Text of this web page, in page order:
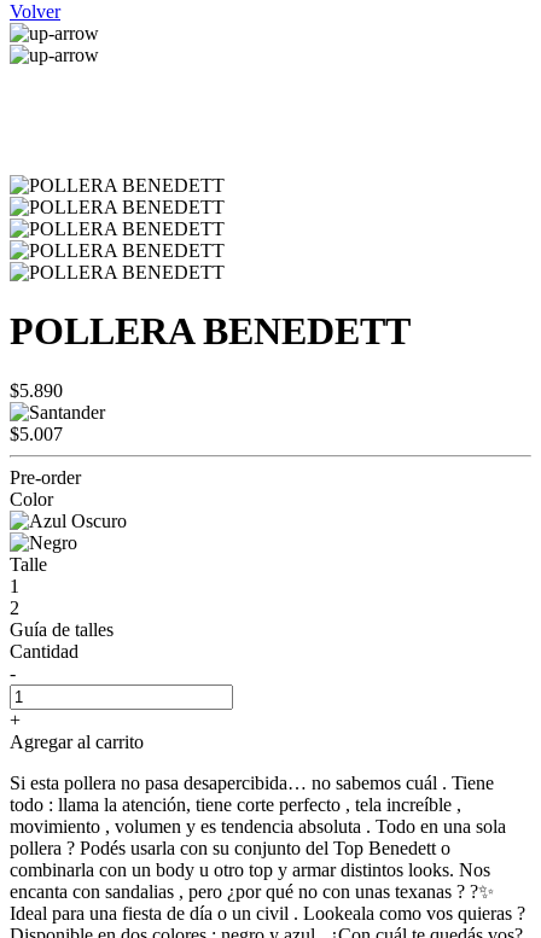
Volver
POLLERA BENEDETT
$5.890
$5.007
Pre-order
Color
Talle
1
2
Guía de talles
Cantidad
-
+
Agregar al carrito
Si esta pollera no pasa desapercibida… no sabemos cuál . Tiene
todo : llama la atención, tiene corte perfecto , tela increíble ,
movimiento , volumen y es tendencia absoluta . Todo en una sola
pollera ? Podés usarla con su conjunto del Top Benedett o
combinarla con un body u otro top y armar distintos looks. Nos
encanta con sandalias , pero ¿por qué no con unas texanas ? ?✨
Ideal para una fiesta de día o un civil . Lookeala como vos quieras ?